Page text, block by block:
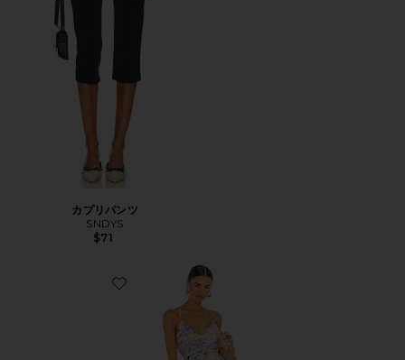
カプリパンツ
SNDYS
$71
Favorite BLYTHE ドレス